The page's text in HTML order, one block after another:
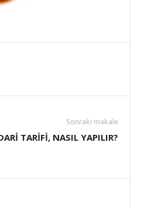
Sonraki makale
TARİFİ, NASIL YAPILIR?